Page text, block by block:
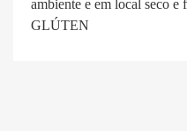
ambiente e em local seco
GLÚTEN